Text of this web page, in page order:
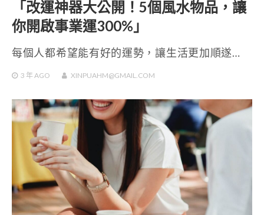
「改運神器大公開！5個風水物品，讓
你開啟事業運300%」
每個人都希望能有好的運勢，讓生活更加順遂…
3 年AGO XINPUAHM@GMAIL.COM